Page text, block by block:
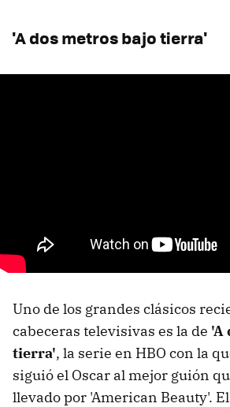
'A dos metros bajo tierra'
Uno de los grandes clásicos
cabeceras televisivas es la de 'A
tierra', la serie en HBO con la
siguió el Oscar al mejor guión
llevado por 'American Beauty'.